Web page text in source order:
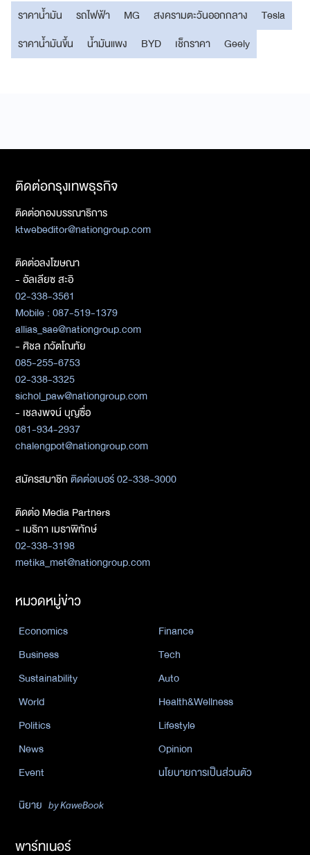
ราคาน้ำมัน รถไฟฟ้า MG สงครามตะวันออกกลาง
Tesla
ราคาน้ำมันขึ้น
น้ำมันแพง BYD เช็กราคา Geely
ติดต่อกรุงเทพธุรกิจ
ติดต่อกองบรรณาธิการ
ktwebeditor@nationgroup.com
ติดต่อลงโฆษณา
- อัลเลียซ สะอิ
02-338-3561
Mobile : 087-519-1379
allias_sae@nationgroup.com
- ศิชล ภวัตโณทัย
085-255-6753
02-338-3325
sichol_paw@nationgroup.com
- เชลงพจน์ บุญซื่อ
081-934-2937
chalengpot@nationgroup.com
สมัครสมาชิกติดต่อเบอร์ 02-338-3000
ติดต่อ Media Partners
- เมธิกา เมธาพิทักษ์
02-338-3198
metika_met@nationgroup.com
หมวดหมู่ข่าว
Economics
Finance
Business
Tech
Sustainability
Auto
World
Health&Wellness
Politics
Lifestyle
News
Opinion
Event
นโยบายการเป็นส่วนตัว
นิยาย by KaweBook
พาร์ทเนอร์